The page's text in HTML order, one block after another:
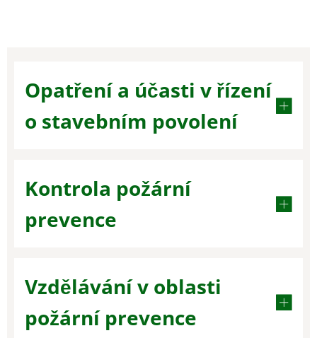
Opatření a účasti v řízení
o stavebním povolení
Kontrola požární
prevence
Vzdělávání v oblasti
požární prevence